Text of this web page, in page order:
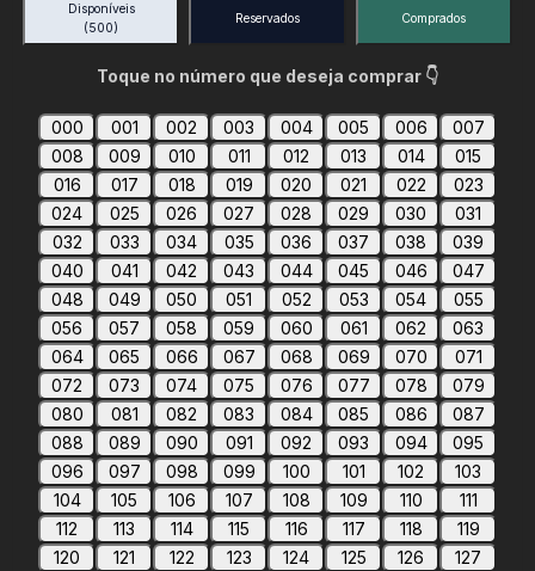
Disponíveis
(500)
Reservados Comprados
Toque no número que deseja comprar 👇
000 001 002 003 004 005 006
007
008
009 010 011 012 013 014
015
016
017 018 019 020 021 022
023
024
025 026 027 028 029 030
031
032
033 034 035 036 037 038
039
040
041 042 043 044 045 046
047
048
049 050 051 052 053 054
055
056
057 058 059 060 061 062
063
064
065 066 067 068 069 070
071
072
073 074 075 076 077 078
079
080
081 082 083 084 085 086
087
088
089 090 091 092 093 094
095
096
097 098 099 100 101 102
103
104
105 106 107 108 109 110
111
112
113 114 115 116 117 118
119
120
121 122 123 124 125 126
127